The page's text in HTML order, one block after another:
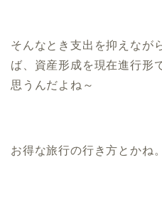
そんなとき支出を抑えなが
ば、資産形成を現在進行形
思うんだよね～
お得な旅行の行き方とかね。